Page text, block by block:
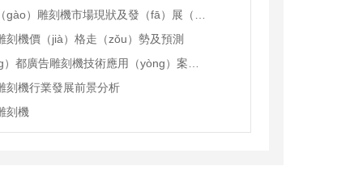
刻機價（jià）格走（zǒu）勢及預測
刻機行業發展前景分析
刻機